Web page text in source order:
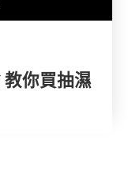
教你買抽濕